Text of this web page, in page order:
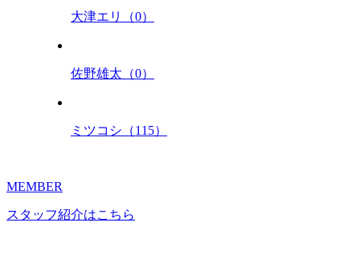
大津エリ（0）
佐野雄太（0）
ミツコシ（115）
MEMBER
スタッフ紹介はこちら